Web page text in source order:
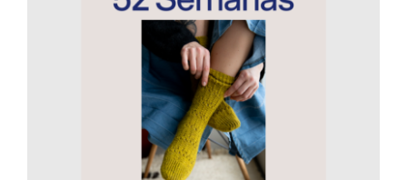
AÑADIR AL CARRITO